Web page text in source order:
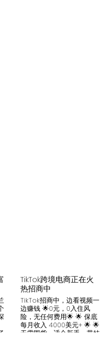
TikTok跨境电商正在火
热招商中
TikTok招商中，边看视频一
边赚钱 🌟0元，0入住风
险，无任何费用🌟 🌟 保底
每月收入 4000美元+ 🌟 🌟
无需囤货，适合新手，带娃